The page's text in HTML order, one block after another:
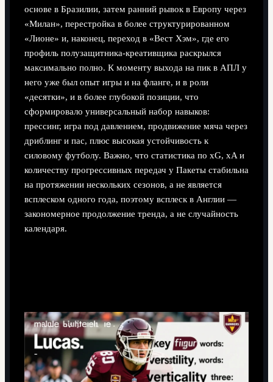
основе в Бразилии, затем ранний рывок в Европу через
«Милан», перестройка в более структурированном
«Лионе» и, наконец, переход в «Вест Хэм», где его
профиль полузащитника-креативщика раскрылся
максимально полно. К моменту выхода на пик в АПЛ у
него уже был опыт игры и на фланге, и в роли
«десятки», и в более глубокой позиции, что
сформировало универсальный набор навыков:
прессинг, игра под давлением, продвижение мяча через
дриблинг и пас, плюс высокая устойчивость к
силовому футболу. Важно, что статистика по xG, xA и
количеству прогрессивных передач у Пакеты стабильна
на протяжении нескольких сезонов, а не является
всплеском одного года, поэтому всплеск в Англии —
закономерное продолжение тренда, а не случайность
календаря.